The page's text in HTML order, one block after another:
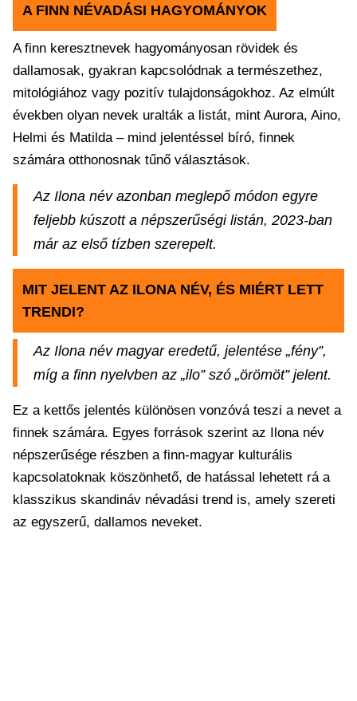
A FINN NÉVADÁSI HAGYOMÁNYOK
A finn keresztnevek hagyományosan rövidek és
dallamosak, gyakran kapcsolódnak a természethez,
mitológiához vagy pozitív tulajdonságokhoz. Az elmúlt
években olyan nevek uralták a listát, mint Aurora, Aino,
Helmi és Matilda – mind jelentéssel bíró, finnek
számára otthonosnak tűnő választások.
Az Ilona név azonban meglepő módon egyre
feljebb kúszott a népszerűségi listán, 2023-ban
már az első tízben szerepelt.
MIT JELENT AZ ILONA NÉV, ÉS MIÉRT LETT
TRENDI?
Az Ilona név magyar eredetű, jelentése „fény”,
míg a finn nyelvben az „ilo” szó „örömöt” jelent.
Ez a kettős jelentés különösen vonzóvá teszi a nevet a
finnek számára. Egyes források szerint az Ilona név
népszerűsége részben a finn-magyar kulturális
kapcsolatoknak köszönhető, de hatással lehetett rá a
klasszikus skandináv névadási trend is, amely szereti
az egyszerű, dallamos neveket.